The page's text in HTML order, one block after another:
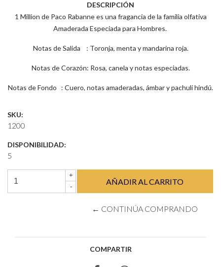
DESCRIPCIÓN
1 Million de Paco Rabanne es una fragancia de la familia olfativa
Amaderada Especiada para Hombres.
Notas de Salida : Toronja, menta y mandarina roja.
Notas de Corazón: Rosa, canela y notas especiadas.
Notas de Fondo : Cuero, notas amaderadas, ámbar y pachulí hindú.
SKU:
1200
DISPONIBILIDAD:
5
+
-
← CONTINÚA COMPRANDO
COMPARTIR